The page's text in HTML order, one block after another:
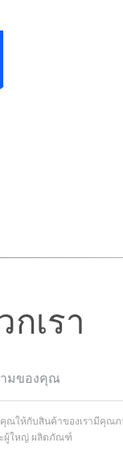
เรา
มของคุณ